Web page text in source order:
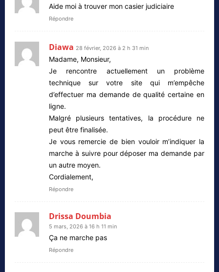
Aide moi à trouver mon casier judiciaire
Répondre
Diawa 28 février, 2026 à 2 h 31 min
Madame, Monsieur,
Je rencontre actuellement un problème
technique sur votre site qui m’empêche
d’effectuer ma demande de qualité certaine en
ligne.
Malgré plusieurs tentatives, la procédure ne
peut être finalisée.
Je vous remercie de bien vouloir m’indiquer la
marche à suivre pour déposer ma demande par
un autre moyen.
Cordialement,
Répondre
Drissa Doumbia
5 mars, 2026 à 16 h 11 min
Ça ne marche pas
Répondre